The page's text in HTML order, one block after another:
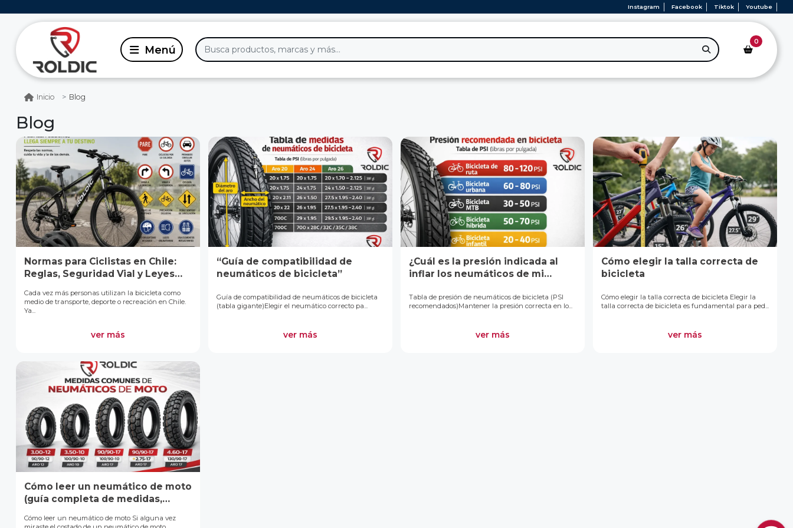
Instagram Facebook Tiktok Youtube
0
Inicio Blog
Blog
Normas para Ciclistas en Chile:
Reglas, Seguridad Vial y Leyes
Cada vez más personas utilizan la bicicleta como
medio de transporte, deporte o recreación en Chile.
Ya...
ver más
“Guía de compatibilidad de
neumáticos de bicicleta”
Guía de compatibilidad de neumáticos de bicicleta
(tabla gigante)Elegir el neumático correcto pa...
ver más
¿Cuál es la presión indicada al
inflar los neumáticos de mi
Tabla de presión de neumáticos de bicicleta (PSI
recomendados)Mantener la presión correcta en lo...
ver más
Cómo elegir la talla correcta de
bicicleta
Cómo elegir la talla correcta de bicicleta Elegir la
talla correcta de bicicleta es fundamental para ped...
ver más
Cómo leer un neumático de moto
(guía completa de medidas,
Cómo leer un neumático de moto Si alguna vez